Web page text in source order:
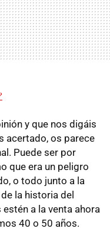
y que nos digáis
acertado, os parece
Puede ser por
que era un peligro
o todo junto a la
la historia del
a la venta ahora
40 o 50 años.